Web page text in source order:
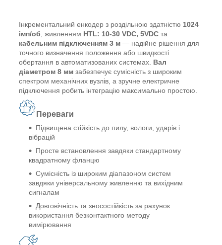
Інкрементальний енкодер з роздільною здатністю 1024
імп/об , живленням HTL: 10-30 VDC, 5VDC та
кабельним підключенням 3 м — надійне рішення для
точного визначення положення або швидкості
обертання в автоматизованих системах. Вал
діаметром 8 мм забезпечує сумісність з широким
спектром механічних вузлів, а зручне електричне
підключення робить інтеграцію максимально простою.
Переваги
Підвищена стійкість до пилу, вологи, ударів і
вібрацій
Просте встановлення завдяки стандартному
квадратному фланцю
Сумісність із широким діапазоном систем
завдяки універсальному живленню та вихідним
сигналам
Довговічність та зносостійкість за рахунок
використання безконтактного методу
вимірювання